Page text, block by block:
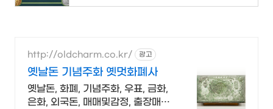
http://oldcharm.co.kr/ 광고
옛날돈 기념주화 옛멋화폐사
옛날돈, 화폐, 기념주화, 우표, 금화,
은화, 외국돈, 매매및감정, 출장매입